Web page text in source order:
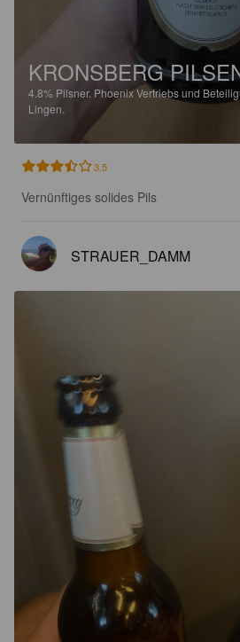
KRONSBERG
4.8% Pilsner. Phoenix Vertriebs und
Lingen.
3.5
Vernünftiges solides Pils
STRAUER_DAMM